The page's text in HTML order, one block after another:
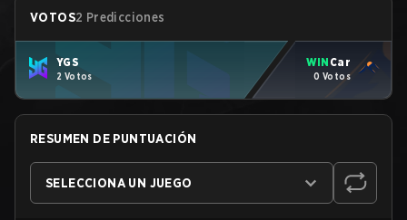
VOTOS2 Predicciones
YGS
2 Votos
WIN Car
0 Votos
RESUMEN DE PUNTUACIÓN
SELECCIONA UN JUEGO